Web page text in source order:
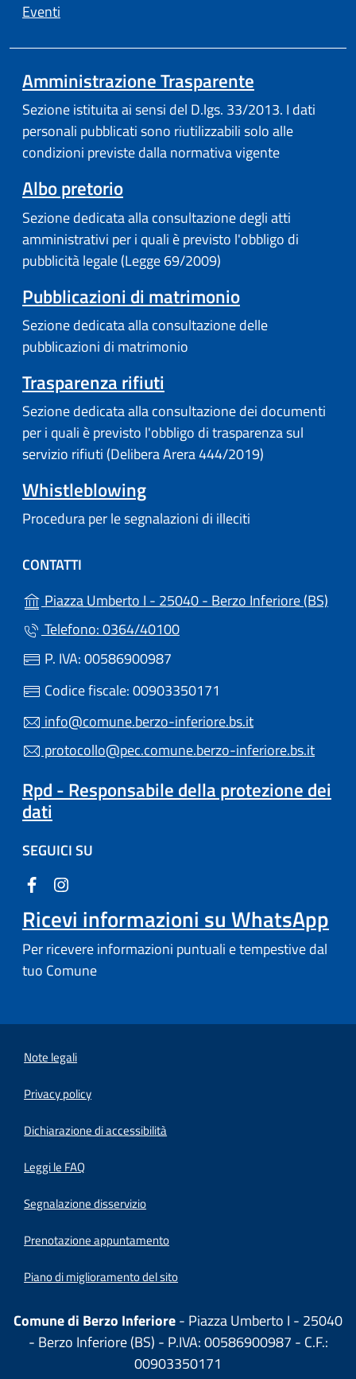
Eventi
Amministrazione Trasparente
Sezione istituita ai sensi del D.lgs. 33/2013. I dati
personali pubblicati sono riutilizzabili solo alle
condizioni previste dalla normativa vigente
Albo pretorio
Sezione dedicata alla consultazione degli atti
amministrativi per i quali è previsto l'obbligo di
pubblicità legale (Legge 69/2009)
Pubblicazioni di matrimonio
Sezione dedicata alla consultazione delle
pubblicazioni di matrimonio
Trasparenza rifiuti
Sezione dedicata alla consultazione dei documenti
per i quali è previsto l'obbligo di trasparenza sul
servizio rifiuti (Delibera Arera 444/2019)
Whistleblowing
Procedura per le segnalazioni di illeciti
CONTATTI
Piazza Umberto I - 25040 - Berzo Inferiore (BS)
Telefono: 0364/40100
P. IVA: 00586900987
Codice fiscale: 00903350171
info@comune.berzo-inferiore.bs.it
protocollo@pec.comune.berzo-inferiore.bs.it
Rpd - Responsabile della protezione dei
dati
SEGUICI SU
Ricevi informazioni su WhatsApp
Per ricevere informazioni puntuali e tempestive dal
tuo Comune
Note legali
Privacy policy
Dichiarazione di accessibilità
Leggi le FAQ
Segnalazione disservizio
Prenotazione appuntamento
Piano di miglioramento del sito
Comune di Berzo Inferiore- Piazza Umberto I - 25040
- Berzo Inferiore (BS) - P.IVA: 00586900987 - C.F.:
00903350171